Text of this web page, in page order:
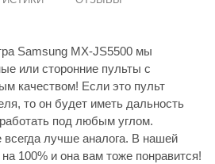
Samsung MX-JS5500 мы
или сторонние пульты с
качеством! Если это пульт
то он будет иметь дальность
под любым углом.
лучше аналога. В нашей
100% и она вам тоже понравится!